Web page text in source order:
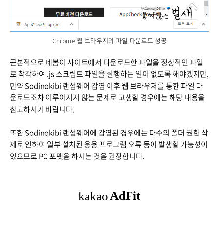
Chrome 웹 브라우저의 파일 다운로드 성공
근본적으로 네봄이 사이트에서 다운로드한 파일을 정상적인 파일
로 착각하여 .js 스크립트 파일을 실행하는 일이 없도록 해야겠지만,
만약 Sodinokibi 랜섬웨어 감염 이후 웹 브라우저를 통한 파일 다
운로드조차 이루어지지 않는 문제로 고생할 경우에는 해당 내용을
참고하시기 바랍니다.
또한 Sodinokibi 랜섬웨어에 감염된 경우에는 다수의 폴더 권한 삭
제로 인하여 일부 설치된 응용 프로그램 오류 등이 발생할 가능성이
있으므로 PC 포맷을 하시는 것을 권장합니다.